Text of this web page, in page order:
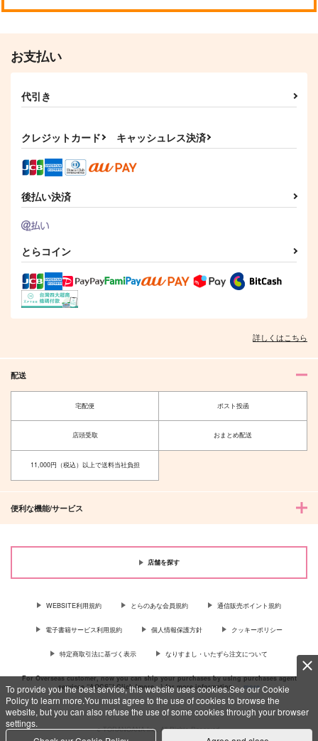
To provide you the best service, this website uses cookies.See our Cookie
Policy to learn more.You must agree to the use of cookies to browse the
website, but you can also refuse the use of some cookies through your browser
settings.
花はいつ咲いた
ふんわりチーム
787円 （税込）
ユーリス×ベレト
作品詳細
canaan
1,572 円（税込）
ディミトリ×エーデルガルト
作品詳細
なんでこの人と店番な
んですか！？
作品詳細
熱闘ジャンキー
シルヴァン×イングリット
サンプル
作品詳細
チーズマカロニ
ディミトリ×ベレト
サンプル
Caramyray
専売 629円（税込）
寿嶺二×カミュ
サンプル
お支払い
代引き
クレジットカード キャッシュレス決済
後払い決済
とらコイン
詳しくはこちら
配送
宅配便 ポスト投函
店頭受取 おまとめ配送
11,000円（税込）以上で送料当社負担
便利な機能/サービス
店舗を探す
WEBSITE利用規約 とらのあな会員規約 通信販売ポイント規約
電子書籍サービス利用規約 個人情報保護方針 クッキーポリシー
特定商取引法に基づく表示 なりすまし・いたずら注文について
For Overseas customer, now you can ship your purchases by using purchases agent
services “AOCS”! Click {more…} for more information …more
c TORANOANA Inc, All Rights Reserved.